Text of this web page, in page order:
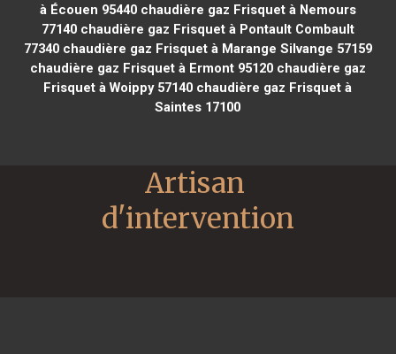
à Écouen 95440chaudière gaz Frisquet à Nemours
77140chaudière gaz Frisquet à Pontault Combault
77340chaudière gaz Frisquet à Marange Silvange 57159
chaudière gaz Frisquet à Ermont 95120chaudière gaz
Frisquet à Woippy 57140 chaudière gaz Frisquet à
Saintes 17100
Artisan
d'intervention